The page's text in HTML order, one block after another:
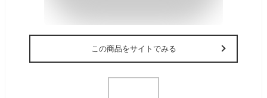
この商品をサイトでみる